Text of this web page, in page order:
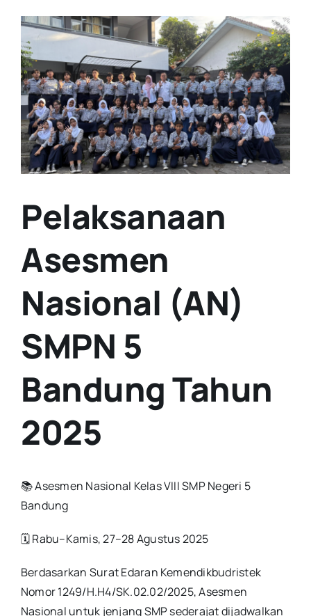
View
Larger
Image
Pelaksanaan
Asesmen
Nasional (AN)
SMPN 5
Bandung Tahun
2025
📚 Asesmen Nasional Kelas VIII SMP Negeri 5
Bandung
🗓️Rabu–Kamis, 27–28 Agustus 2025
Berdasarkan Surat Edaran Kemendikbudristek
Nomor 1249/H.H4/SK.02.02/2025, Asesmen
Nasional untuk jenjang SMP sederajat dijadwalkan